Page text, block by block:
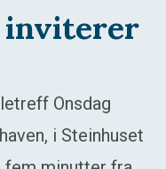
inviterer
Onsdag
i Steinhuset